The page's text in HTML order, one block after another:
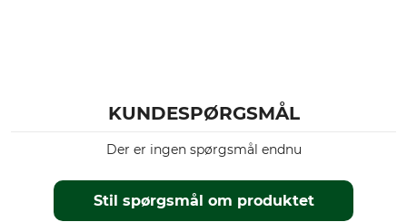
KUNDESPØRGSMÅL
Stil spørgsmål om produktet
Der er ingen spørgsmål endnu